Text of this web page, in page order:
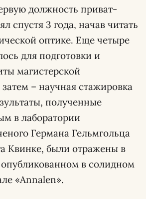
должность приват-
спустя 3 года, начав читать
оптике. Еще четыре
для подготовки и
магистерской
– научная стажировка
полученные
в лаборатории
Германа Гельмгольца
Квинке, были отражены в
в солидном
«Annalen».